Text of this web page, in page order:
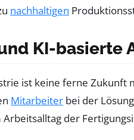
nachhaltigen
KI-basierte
ist keine ferne Zukunft
Mitarbeiter bei der
der